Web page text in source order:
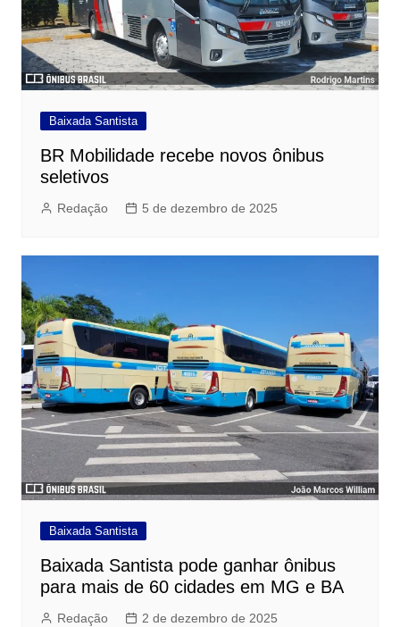
Baixada Santista
BR Mobilidade recebe novos ônibus
seletivos
Redação 5 de dezembro de 2025
Baixada Santista
Baixada Santista pode ganhar ônibus
para mais de 60 cidades em MG e BA
Redação 2 de dezembro de 2025